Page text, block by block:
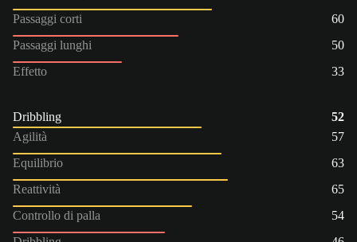
Passaggi corti
60
Passaggi lunghi
50
Effetto
33
Dribbling
52
Agilità
57
Equilibrio
63
Reattività
65
Controllo di palla
54